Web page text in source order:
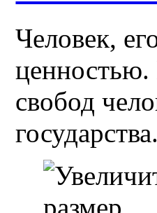
Человек,
ценностью.
свобод